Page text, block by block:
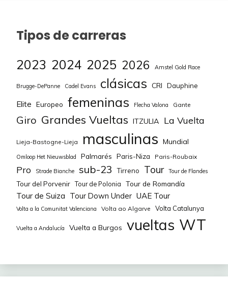
Tipos de carreras
2023 2024 2025 2026 Amstel Gold Race
Brugge-DePanne Cadel Evans clásicas CRI Dauphine
Elite Europeo femeninas Flecha Valona Gante
Giro Grandes Vueltas ITZULIA La Vuelta
Lieja-Bastogne-Lieja masculinas Mundial
Omloop Het Nieuwsblad Palmarés Paris-Niza Paris-Roubaix
Pro Strade Bianche sub-23 Tirreno Tour Tour de Flandes
Tour del Porvenir Tour de Polonia Tour de Romandía
Tour de Suiza Tour Down Under UAE Tour
Volta a la Comunitat Valenciana Volta ao Algarve Volta Catalunya
Vuelta a Andalucía Vuelta a Burgos vueltas WT